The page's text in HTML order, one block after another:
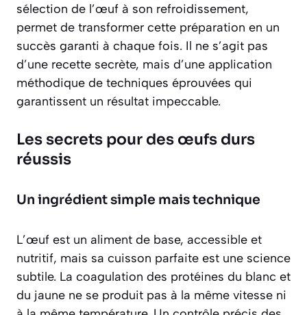
sélection de l’œuf à son refroidissement,
permet de transformer cette préparation en un
succès garanti à chaque fois. Il ne s’agit pas
d’une recette secrète, mais d’une application
méthodique de techniques éprouvées qui
garantissent un résultat impeccable.
Les secrets pour des œufs durs
réussis
Un ingrédient simple mais technique
L’œuf est un aliment de base, accessible et
nutritif, mais sa cuisson parfaite est une science
subtile. La coagulation des protéines du blanc et
du jaune ne se produit pas à la même vitesse ni